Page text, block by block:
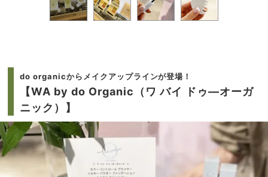
do organicからメイクアップラインが登場！
【WA by do Organic（ワ バイ ドゥ―オーガ
ニック）】